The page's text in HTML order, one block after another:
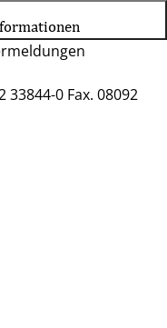
33844-0 Fax. 08092